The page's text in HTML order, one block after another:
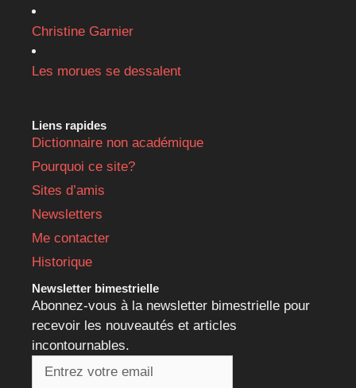
Christine Garnier
Les morues se dessalent
Liens rapides
Dictionnaire non académique
Pourquoi ce site?
Sites d’amis
Newsletters
Me contacter
Historique
Newsletter bimestrielle
Abonnez-vous à la newsletter bimestrielle pour
recevoir les nouveautés et articles
incontournables.